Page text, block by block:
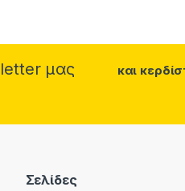
μας και
Σελίδες